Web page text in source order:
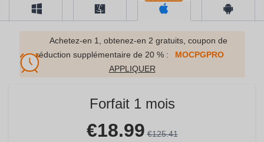
Achetez-en 1, obtenez-en 2 gratuits, coupon de
réduction supplémentaire de 20 % :
MOCPGPRO
APPLIQUER
Forfait 1 mois
€18.99 €125.41